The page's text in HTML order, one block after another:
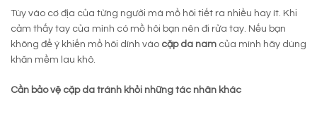
Tùy vào cơ địa của từng người mà mồ hôi tiết ra nhiều hay ít. Khi
cảm thấy tay của mình có mồ hôi bạn nên đi rửa tay. Nếu bạn
không để ý khiến mồ hôi dính vào cặp da nam của mình hãy dùng
khăn mềm lau khô.
Cần bảo vệ cặp da tránh khỏi những tác nhân khác